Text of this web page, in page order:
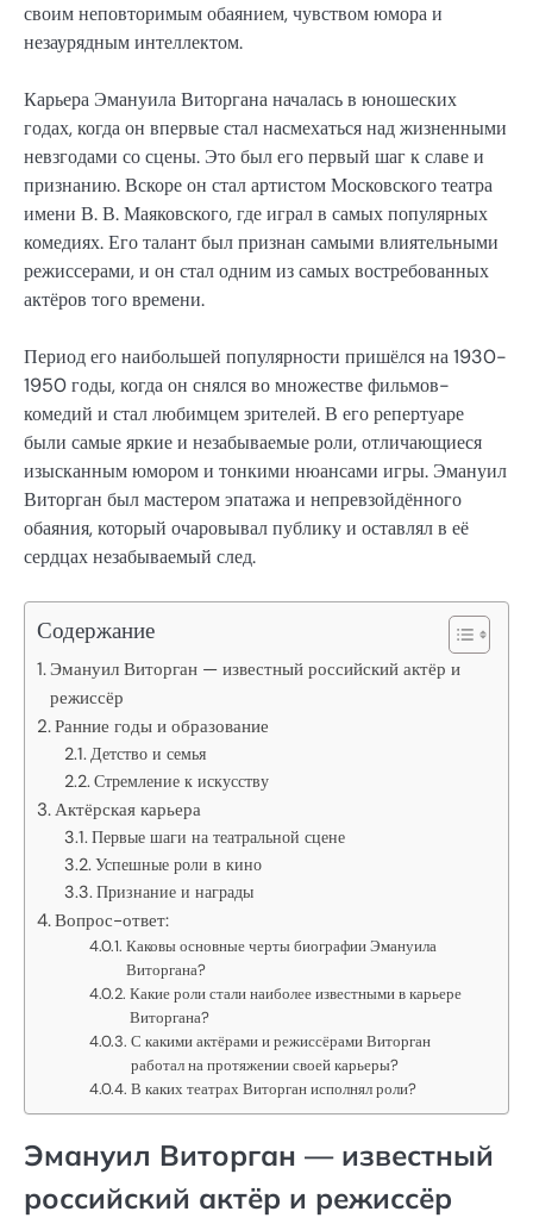
своим неповторимым обаянием, чувством юмора и
незаурядным интеллектом.
Карьера Эмануила Виторгана началась в юношеских
годах, когда он впервые стал насмехаться над жизненными
невзгодами со сцены. Это был его первый шаг к славе и
признанию. Вскоре он стал артистом Московского театра
имени В. В. Маяковского, где играл в самых популярных
комедиях. Его талант был признан самыми влиятельными
режиссерами, и он стал одним из самых востребованных
актёров того времени.
Период его наибольшей популярности пришёлся на 1930-
1950 годы, когда он снялся во множестве фильмов-
комедий и стал любимцем зрителей. В его репертуаре
были самые яркие и незабываемые роли, отличающиеся
изысканным юмором и тонкими нюансами игры. Эмануил
Виторган был мастером эпатажа и непревзойдённого
обаяния, который очаровывал публику и оставлял в её
сердцах незабываемый след.
Содержание
Эмануил Виторган — известный российский актёр и
режиссёр
Ранние годы и образование
Детство и семья
Стремление к искусству
Актёрская карьера
Первые шаги на театральной сцене
Успешные роли в кино
Признание и награды
Вопрос-ответ:
Каковы основные черты биографии Эмануила
Виторгана?
Какие роли стали наиболее известными в карьере
Виторгана?
С какими актёрами и режиссёрами Виторган
работал на протяжении своей карьеры?
В каких театрах Виторган исполнял роли?
Эмануил Виторган — известный
российский актёр и режиссёр